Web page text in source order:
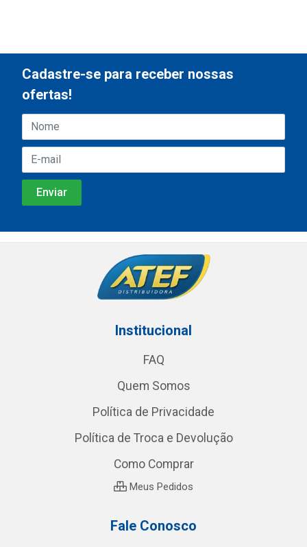
Cadastre-se para receber nossas
ofertas!
Institucional
FAQ
Quem Somos
Política de Privacidade
Política de Troca e Devolução
Como Comprar
Meus Pedidos
Fale Conosco